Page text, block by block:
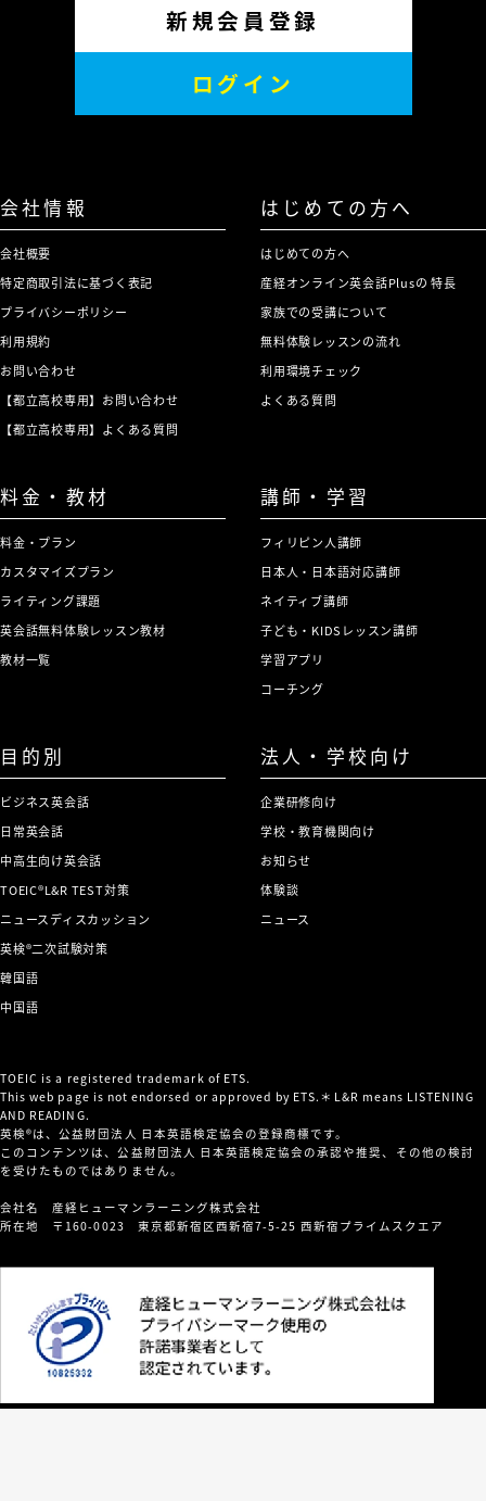
新規会員登録
ログイン
会社情報
会社概要
特定商取引法に基づく表記
プライバシーポリシー
利用規約
お問い合わせ
【都立高校専用】お問い合わせ
【都立高校専用】よくある質問
はじめての方へ
はじめての方へ
産経オンライン英会話Plusの 特長
家族での受講について
無料体験レッスンの流れ
利用環境チェック
よくある質問
料金・教材
料金・プラン
カスタマイズプラン
ライティング課題
英会話無料体験レッスン教材
教材一覧
講師・学習
フィリピン人講師
日本人・日本語対応講師
ネイティブ講師
子ども・KIDSレッスン講師
学習アプリ
コーチング
目的別
ビジネス英会話
日常英会話
中高生向け英会話
TOEIC®L&R TEST対策
ニュースディスカッション
英検®二次試験対策
韓国語
中国語
法人・学校向け
企業研修向け
学校・教育機関向け
お知らせ
体験談
ニュース
TOEIC is a registered trademark of ETS.
This web page is not endorsed or approved by ETS.＊L&R means LISTENING
AND READING.
英検®は、公益財団法人 日本英語検定協会の登録商標です。
このコンテンツは、公益財団法人 日本英語検定協会の承認や推奨、その他の検討
を受けたものではありません。
会社名 産経ヒューマンラーニング株式会社
所在地 〒160-0023 東京都新宿区西新宿7-5-25 西新宿プライムスクエア